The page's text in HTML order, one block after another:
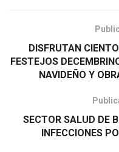
DISFRUTAN
FESTEJOS
NAVIDEÑO Y
SECTOR SALUD DE
INFECCIONES